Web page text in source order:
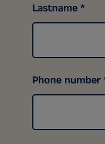
Lastname
Phone number